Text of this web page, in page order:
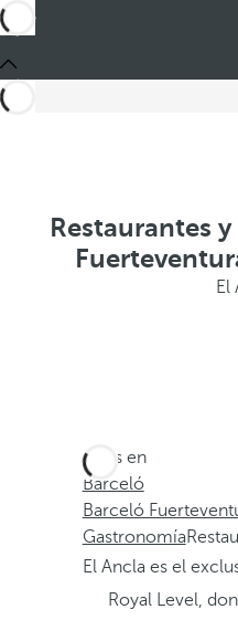
Restaurantes
El
Estás en
Barceló
Barceló
Gastronomía
El Ancla es el
Royal Level,